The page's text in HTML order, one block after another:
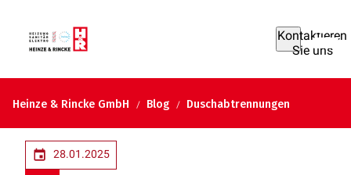
Kontaktieren
Sie uns
Heinze & Rincke GmbH Blog Duschabtrennungen
28.01.2025